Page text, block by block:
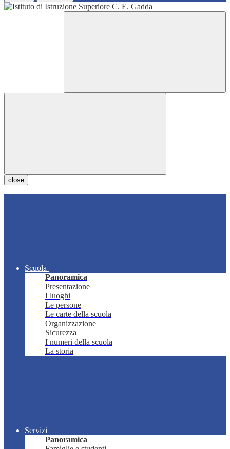
close
Scuola
Panoramica
Presentazione
I luoghi
Le persone
Le carte della scuola
Organizzazione
Sicurezza
I numeri della scuola
La storia
Servizi
Panoramica